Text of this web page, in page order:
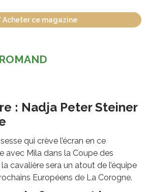
Acheter ce magazine
: Nadja Peter Steiner
qui crève l’écran en ce
avec Mila dans la Coupe des
cavalière sera un atout de l’équipe
Européens de La Corogne.